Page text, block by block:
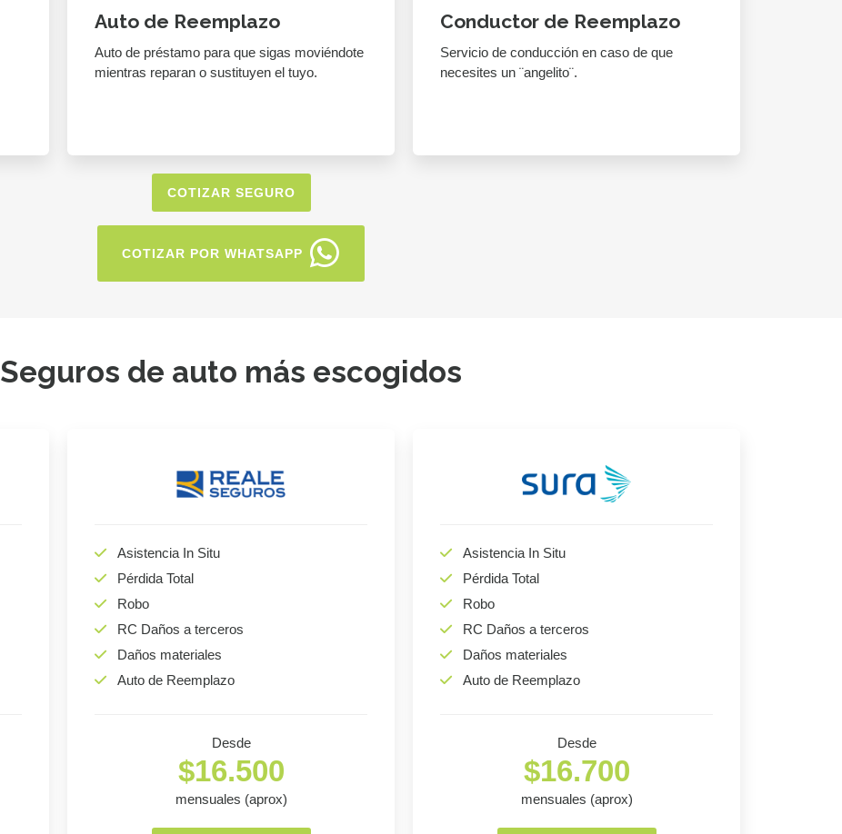
Auto de Reemplazo
Auto de préstamo para que sigas moviéndote
mientras reparan o sustituyen el tuyo.
Conductor de Reemplazo
Servicio de conducción en caso de que
necesites un ¨angelito¨.
COTIZAR SEGURO
COTIZAR POR WHATSAPP
Seguros de auto más escogidos
Asistencia In Situ
Pérdida Total
Robo
RC Daños a terceros
Daños materiales
Auto de Reemplazo
Desde
$16.500
mensuales (aprox)
Asistencia In Situ
Pérdida Total
Robo
RC Daños a terceros
Daños materiales
Auto de Reemplazo
Desde
$16.700
mensuales (aprox)